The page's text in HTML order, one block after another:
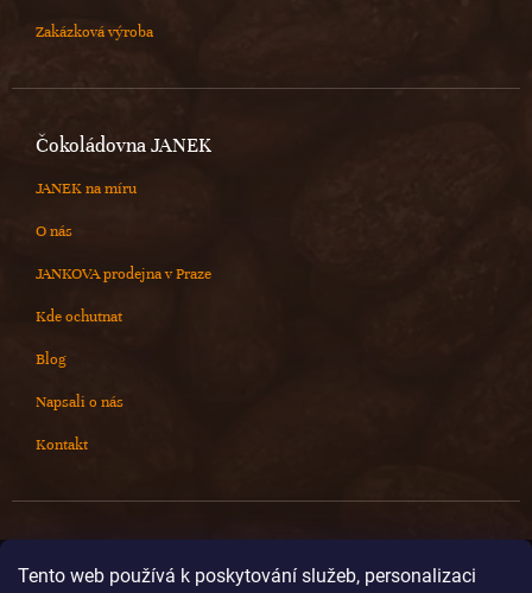
Tento web používá k poskytování služeb, personalizaci
Zakázková výroba
Čokoládovna JANEK
JANEK na míru
O nás
JANKOVA prodejna v Praze
Kde ochutnat
Blog
Napsali o nás
Kontakt